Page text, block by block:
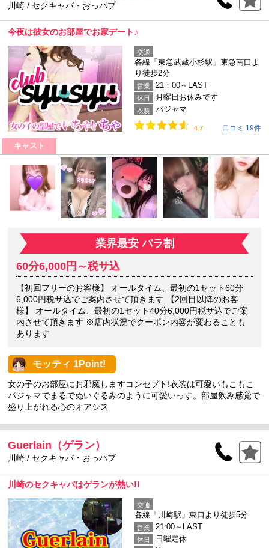
川崎 / セクキャバ・おっパブ
今夜は彼女のお部屋でお家デート♪
交通
各線「東急武蔵小杉駅」東急南口よ
り徒歩2分
営業 21：00～LAST
休日 月曜日お休みです
衣装 パジャマ
4.7 口コミ 19件
キャスト
業界最安 パラ割
60分6,000円～税サ込
【初回フリーのお客様】 オールタイム、最初の1セット60分
6,000円税サ込でご案内させて頂きます 【2回目以降のお客
様】 オールタイム、最初の1セット40分6,000円税サ込でご案
内させて頂きます ※店内状況でクーポン内容が変わることも
あります
モッティ 1Point!
女の子のお部屋にお邪魔しますコンセプト!衣装は可愛いもこもこ
パジャマでまるでぬいぐるみのように可愛いっす。部屋飲み感覚で
盛り上がれる心のオアシス
Guerlain（ゲラン）
川崎 / セクキャバ・おっパブ
川崎のセクキャバはゲランが熱い!!
交通
各線「川崎駅」東口より徒歩5分
営業 21:00～LAST
休日
日曜定休